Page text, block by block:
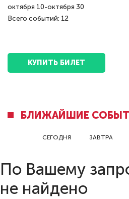
октября 10-октября 30
Всего событий: 12
КУПИТЬ БИЛЕТ
БЛИЖАЙШИЕ
СЕГОДНЯ ЗАВТРА
По Вашему
не найдено